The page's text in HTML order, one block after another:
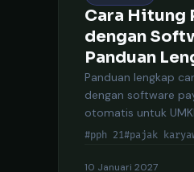
Cara Hitung
dengan
Panduan
Panduan lengkap
dengan software
otomatis untuk
#pph 21#pajak
10 Januari 2027